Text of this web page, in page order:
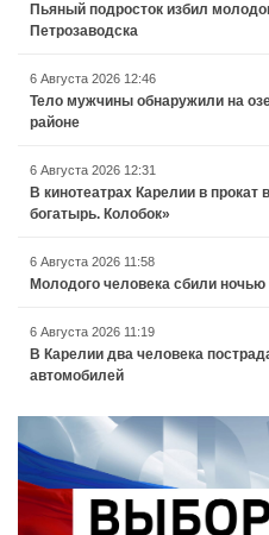
Пьяный подросток избил
Петрозаводска
6 Августа 2026 12:46
Тело мужчины обнаружили на
районе
6 Августа 2026 12:31
В кинотеатрах Карелии в
богатырь. Колобок»
6 Августа 2026 11:58
Молодого человека сбили ночью
6 Августа 2026 11:19
В Карелии два человека
автомобилей